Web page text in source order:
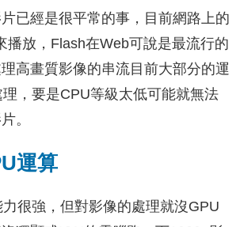
已經是很平常的事，目前網路上的
播放，Flash在Web可說是最流行的
高畫質影像的串流目前大部分的運
，要是CPU等級太低可能就無法
。
運算
很強，但對影像的處理就沒GPU